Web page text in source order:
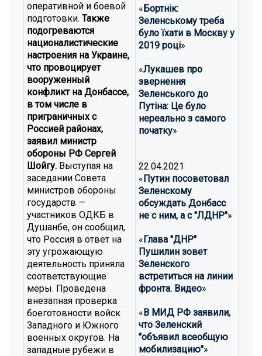
оперативной и боевой
подготовки. Также
подогреваются
националистические
настроения на Украине,
что провоцирует
вооруженный
конфликт на Донбассе,
в том числе в
приграничных с
Россией районах,
заявил министр
обороны РФ Сергей
Шойгу. Выступая на
заседании Совета
министров обороны
государств —
участников ОДКБ в
Душанбе, он сообщил,
что Россия в ответ на
эту угрожающую
деятельность приняла
соответствующие
меры. Проведена
внезапная проверка
боеготовности войск
Западного и Южного
военных округов. На
западные рубежи в
«Бортнік:
Зеленському треба
було їхати в Москву у
2019 році»
«Лукашев про
звернення
Зеленського до
Путіна: Це було
нереально з самого
початку»
22.04.2021
«Путин посоветовал
Зеленскому
обсуждать Донбасс
не с ним, а с "ЛДНР"»
«Глава "ДНР"
Пушилин зовет
Зеленского
встретиться на линии
фронта. Видео»
«В МИД РФ заявили,
что Зеленский
"объявил всеобщую
мобилизацию"»